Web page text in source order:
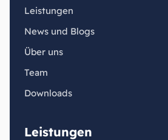
Leistungen
News und Blogs
Über uns
Team
Downloads
Leistungen